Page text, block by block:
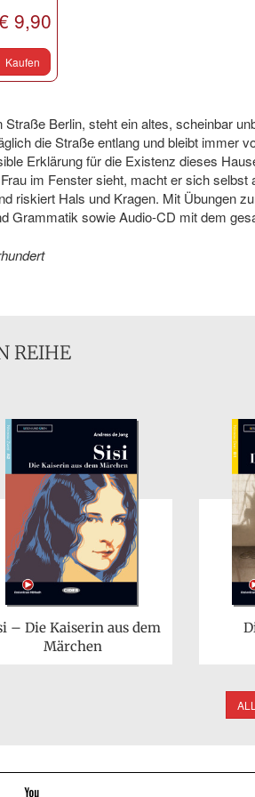
9,90
Kaufen
Straße Berlin, steht ein altes, scheinbar
die Straße entlang und bleibt immer
Erklärung für die Existenz dieses
im Fenster sieht, macht er sich selbst
riskiert Hals und Kragen. Mit Übungen
Grammatik sowie Audio-CD mit dem
REIHE
– Die Kaiserin aus dem
Märchen